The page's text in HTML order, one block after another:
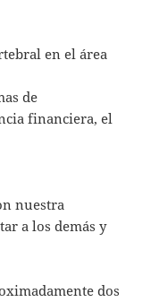
en el área
de
financiera, el
nuestra
a los demás y
dos